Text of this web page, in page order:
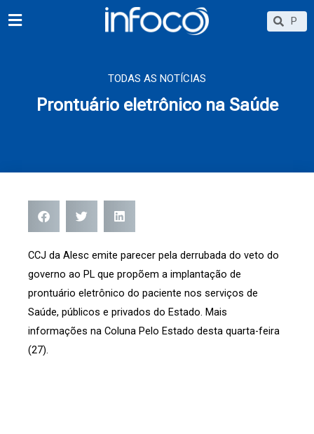
para
Search
TODAS AS NOTÍCIAS
Prontuário eletrônico na Saúde
CCJ da Alesc emite parecer pela derrubada do veto do
governo ao PL que propõem a implantação de
prontuário eletrônico do paciente nos serviços de
Saúde, públicos e privados do Estado. Mais
informações na Coluna Pelo Estado desta quarta-feira
(27).